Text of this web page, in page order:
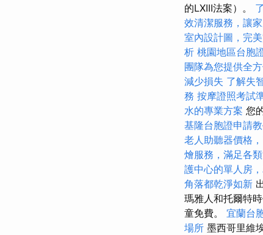
的LXIII法案）。
效清潔服務，讓
室內設計圖，完
析 桃園地區台胞
團隊為您提供全
減少損失 了解失
務 按摩證照考試
水的專業方案 您
基隆台胞證申請
老人助聽器價格
燴服務，滿足各
護中心的單人房
角落都乾淨如新
瑪雅人和托爾特
童免費。 宜蘭台
場所 墨西哥里維